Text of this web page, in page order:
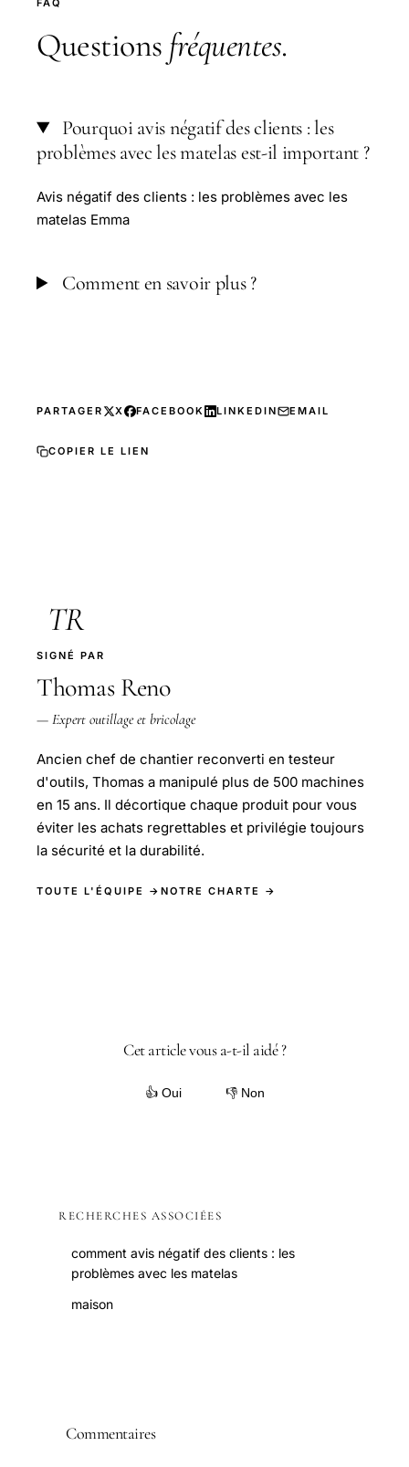
FAQ
Questions fréquentes.
Pourquoi avis négatif des clients : les
problèmes avec les matelas est-il important ?
Avis négatif des clients : les problèmes avec les
matelas Emma
Comment en savoir plus ?
PARTAGER X FACEBOOK LINKEDIN EMAIL
COPIER LE LIEN
TR
SIGNÉ PAR
Thomas Reno
— Expert outillage et bricolage
Ancien chef de chantier reconverti en testeur
d'outils, Thomas a manipulé plus de 500 machines
en 15 ans. Il décortique chaque produit pour vous
éviter les achats regrettables et privilégie toujours
la sécurité et la durabilité.
TOUTE L'ÉQUIPE → NOTRE CHARTE →
Cet article vous a-t-il aidé ?
👍 Oui 👎 Non
RECHERCHES ASSOCIÉES
comment avis négatif des clients : les
problèmes avec les matelas
maison
Commentaires